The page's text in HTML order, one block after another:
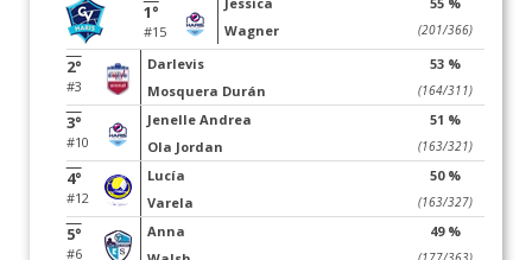
1°
#15
Wagner
(201/366)
2°
#3
Darlevis
Mosquera Durán
53 %
(164/311)
3°
#10
Jenelle Andrea
Ola Jordan
51 %
(163/321)
4°
#12
Lucía
Varela
50 %
(163/327)
5°
#6
Anna
49 %